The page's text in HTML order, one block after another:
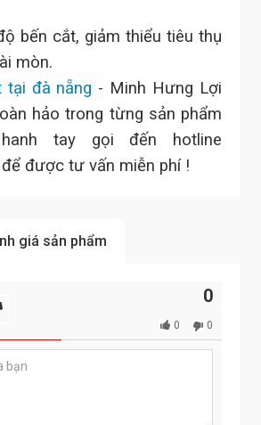
bến cắt, giảm thiểu tiêu thụ
mòn.
tại đà nẵng - Minh Hưng Lợi
hảo trong từng sản phẩm
tay gọi đến hotline
để được tư vấn miễn phí !
giá sản phẩm
0
0
0